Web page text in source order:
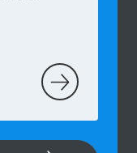
MEER OVER